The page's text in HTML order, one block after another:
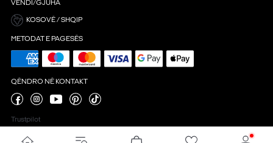
VENDI/GJUHA
KOSOVË / SHQIP
METODAT E PAGESËS
QËNDRO NË KONTAKT
Trustpilot